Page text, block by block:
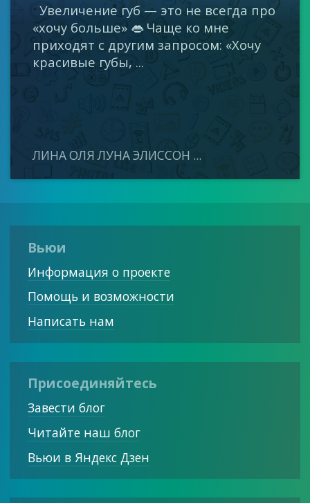
Увеличение губ — это не всегда про
«хочу больше» 👄 Чаще ко мне
приходят с другим запросом: «Хочу
красивые губы, ...
ЛИНА ОЛЯ ЛУНА ЭЛИССОН ...
Вьюи
Информация о проекте
Помощь и возможности
Написать нам
Присоединяйтесь
Завести блог
Читайте наш блог
Вьюи в Яндекс Дзен